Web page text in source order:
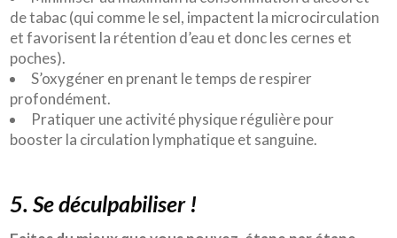
de tabac (qui comme le sel, impactent la microcirculation
et favorisent la rétention d’eau et donc les cernes et
poches).
S’oxygéner en prenant le temps de respirer
profondément.
Pratiquer une activité physique régulière pour
booster la circulation lymphatique et sanguine.
5. Se déculpabiliser !